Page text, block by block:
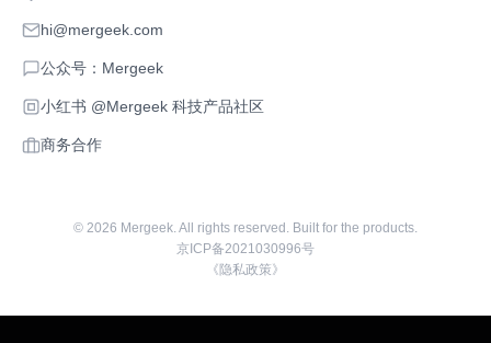
hi@mergeek.com
公众号：Mergeek
小红书 @Mergeek 科技产品社区
商务合作
© 2026 Mergeek. All rights reserved. Built for the products.
京ICP备2021030996号
《隐私政策》